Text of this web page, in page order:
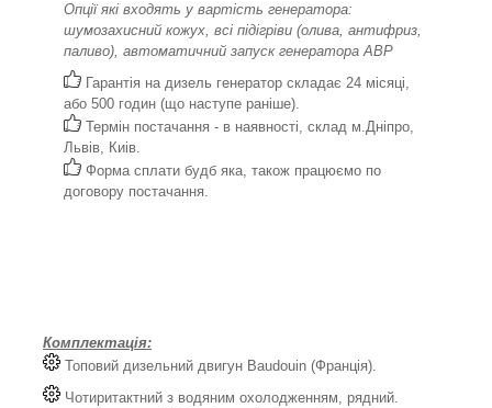
Опції які входять у вартість генератора:
шумозахисний кожух, всі підігріви (олива, антифриз,
паливо), автоматичний запуск генератора АВР
Гарантія на дизель генератор складає 24 місяці,
або 500 годин (що наступе раніше).
Термін постачання - в наявності, склад м.Дніпро,
Львів, Киів.
Форма сплати будб яка, також працюємо по
договору постачання.
Комплектація:
Топовий дизельний двигун Baudouin (Франція).
Чотиритактний з водяним охолодженням, рядний.